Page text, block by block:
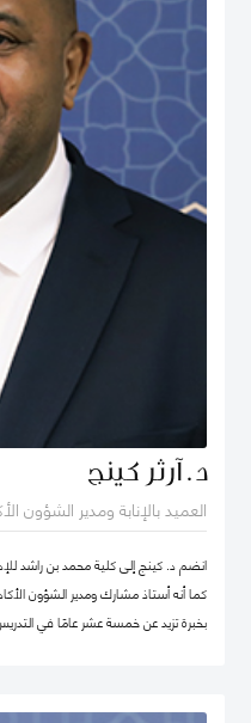
د. آرثر كينج
العميد بالإنابة ومدير الشؤون
انضم د. كينج إلى كلية محمد بن راشد
كما أنه أستاذ مشارك ومدير الشؤون
بخبرة تزيد عن خمسة عشر عامًا في التدريس
في مناصب إدارية مختلفة بما في ذلك